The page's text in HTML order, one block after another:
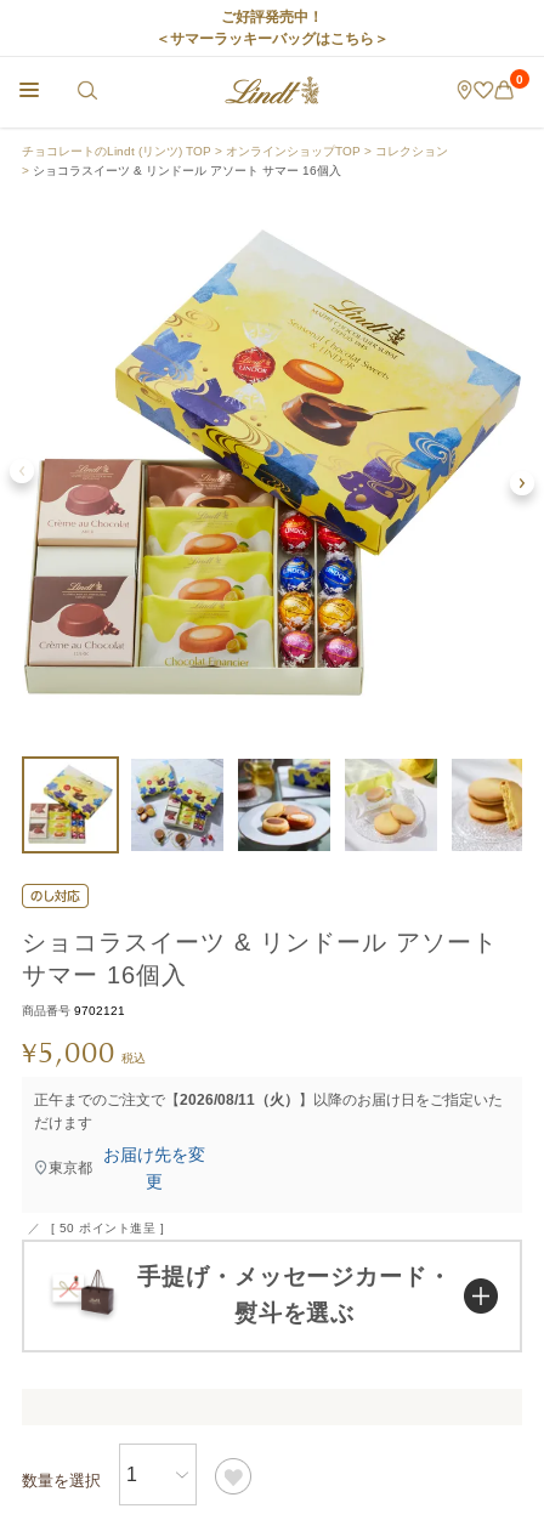
ご好評発売中！
＜サマーラッキーバッグはこちら＞
0
チョコレートのLindt (リンツ) TOP オンラインショップTOP
コレクション
ショコラスイーツ & リンドール アソート サマー 16個入
ショコラスイーツ & リンドール アソート
サマー 16個入
商品番号 9702121
¥5,000 税込
正午までのご注文で【2026/08/11（火）
】以降のお届け日をご指定いた
だけます
東京都
お届け先を変
更
[ 50 ポイント進呈 ]
手提げ・メッセージカード・
熨斗を選ぶ